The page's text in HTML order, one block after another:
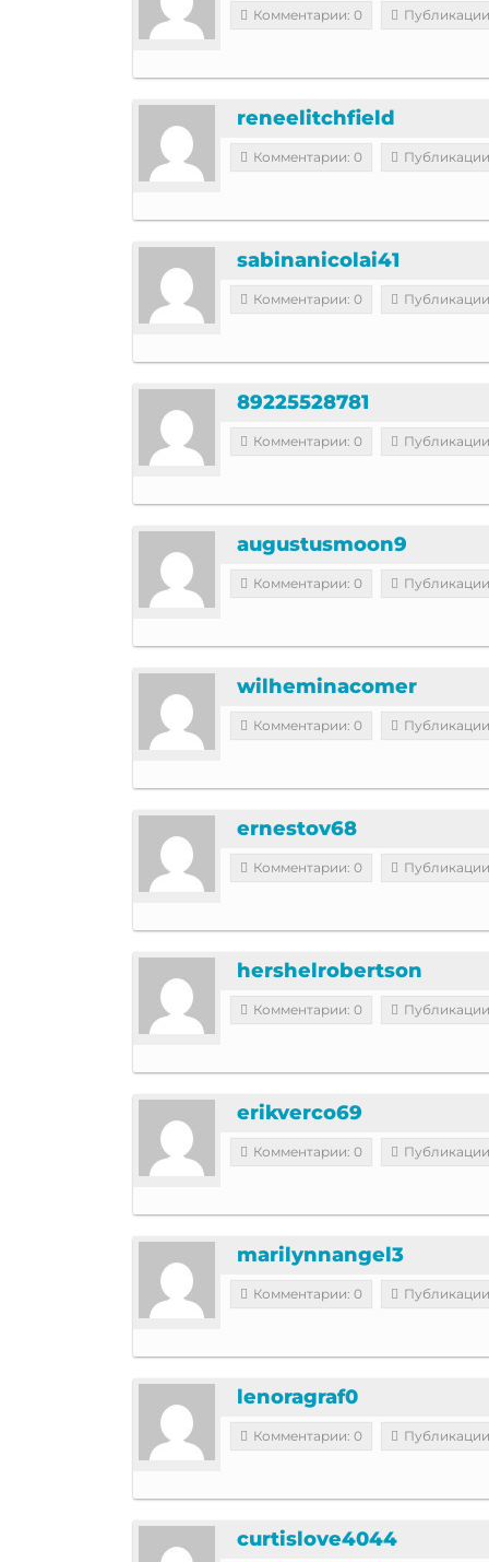
Комментарии: 0
reneelitchfield
Комментарии: 0
sabinanicolai41
Комментарии: 0
89225528781
Комментарии: 0
augustusmoon9
Комментарии: 0
wilheminacomer
Комментарии: 0
ernestov68
Комментарии: 0
hershelrobertson
Комментарии: 0
erikverco69
Комментарии: 0
marilynnangel3
Комментарии: 0
lenoragraf0
Комментарии: 0
curtislove4044